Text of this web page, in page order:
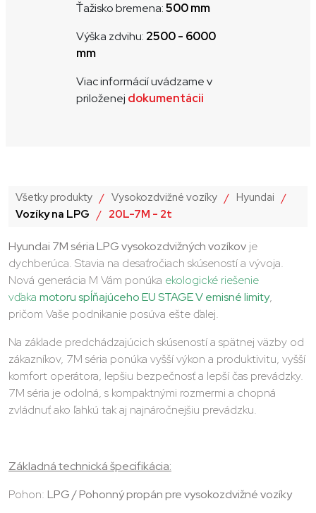
Ťažisko bremena:500 mm
Výška zdvihu: 2500 - 6000
mm
Viac informácií uvádzame v
priloženej dokumentácii
Všetky produkty / Vysokozdvižné vozíky / Hyundai /
Vozíky na LPG / 20L-7M - 2t
Hyundai 7M séria LPG vysokozdvižných vozíkov je
dychberúca. Stavia na desaťročiach skúseností a vývoja.
Nová generácia M Vám ponúka ekologické riešenie
vďaka motoru spĺňajúceho EU STAGE V emisné limity,
pričom Vaše podnikanie posúva ešte ďalej.
Na základe predchádzajúcich skúseností a spätnej väzby od
zákazníkov, 7M séria ponúka vyšší výkon a produktivitu, vyšší
komfort operátora, lepšiu bezpečnosť a lepší čas prevádzky.
7M séria je odolná, s kompaktnými rozmermi a chopná
zvládnuť ako ľahkú tak aj najnáročnejšiu prevádzku.
Základná technická špecifikácia:
Pohon: LPG / Pohonný propán pre vysokozdvižné vozíky